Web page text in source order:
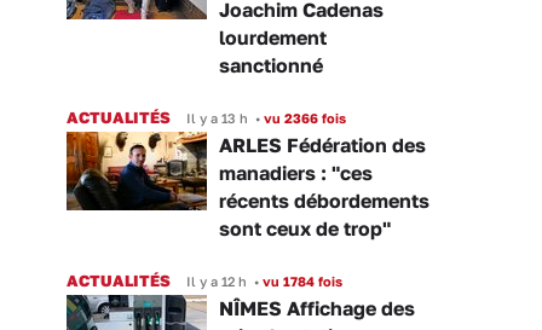
Joachim Cadenas
lourdement
sanctionné
ACTUALITÉS Il y a 13 h • vu 2366 fois
ARLES Fédération des
manadiers : "ces
récents débordements
sont ceux de trop"
ACTUALITÉS Il y a 12 h • vu 1784 fois
NÎMES Affichage des